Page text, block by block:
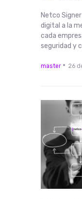
Netco
digital a la
cada
seguridad y
master 26